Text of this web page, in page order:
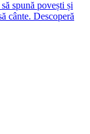
spună povești și
cânte. Descoperă